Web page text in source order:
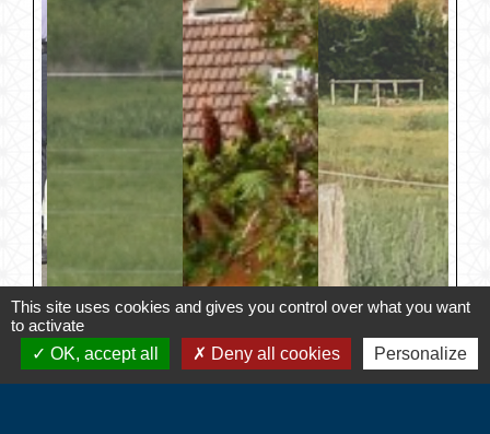
This site uses cookies and gives you control over what you want
to activate
OK, accept all
Deny all cookies Personalize